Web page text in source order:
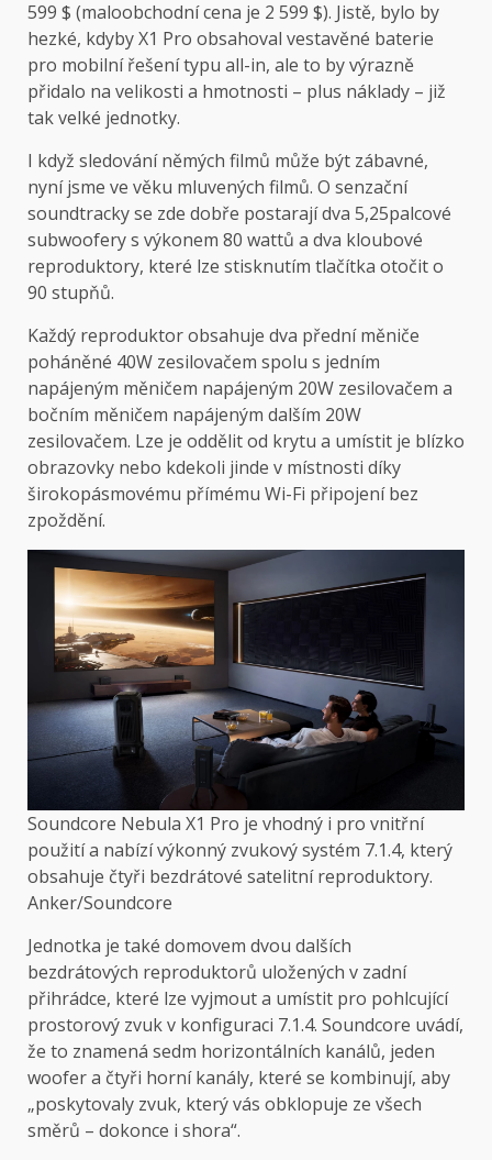
599 $ (maloobchodní cena je 2 599 $). Jistě, bylo by
hezké, kdyby X1 Pro obsahoval vestavěné baterie
pro mobilní řešení typu all-in, ale to by výrazně
přidalo na velikosti a hmotnosti – plus náklady – již
tak velké jednotky.
I když sledování němých filmů může být zábavné,
nyní jsme ve věku mluvených filmů. O senzační
soundtracky se zde dobře postarají dva 5,25palcové
subwoofery s výkonem 80 wattů a dva kloubové
reproduktory, které lze stisknutím tlačítka otočit o
90 stupňů.
Každý reproduktor obsahuje dva přední měniče
poháněné 40W zesilovačem spolu s jedním
napájeným měničem napájeným 20W zesilovačem a
bočním měničem napájeným dalším 20W
zesilovačem. Lze je oddělit od krytu a umístit je blízko
obrazovky nebo kdekoli jinde v místnosti díky
širokopásmovému přímému Wi-Fi připojení bez
zpoždění.
Soundcore Nebula X1 Pro je vhodný i pro vnitřní
použití a nabízí výkonný zvukový systém 7.1.4, který
obsahuje čtyři bezdrátové satelitní reproduktory.
Anker/Soundcore
Jednotka je také domovem dvou dalších
bezdrátových reproduktorů uložených v zadní
přihrádce, které lze vyjmout a umístit pro pohlcující
prostorový zvuk v konfiguraci 7.1.4. Soundcore uvádí,
že to znamená sedm horizontálních kanálů, jeden
woofer a čtyři horní kanály, které se kombinují, aby
„poskytovaly zvuk, který vás obklopuje ze všech
směrů – dokonce i shora“.